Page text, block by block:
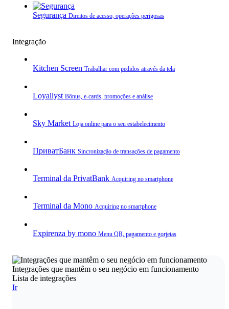
Segurança Direitos de acesso, operações perigosas
Integração
Kitchen Screen Trabalhar com pedidos através da tela
Loyallyst Bônus, e‑cards, promoções e análise
Sky Market Loja online para o seu estabelecimento
ПриватБанк Sincronização de transações de pagamento
Terminal da PrivatBank Acquiring no smartphone
Terminal da Mono Acquiring no smartphone
Expirenza by mono Menu QR, pagamento e gorjetas
Integrações que mantêm o seu negócio em funcionamento
Lista de integrações
Ir